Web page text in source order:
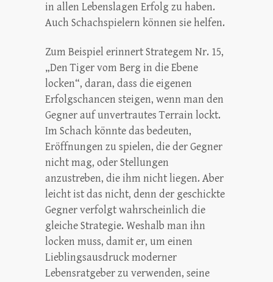
in allen Lebenslagen Erfolg zu haben.
Auch Schachspielern können sie helfen.
Zum Beispiel erinnert Strategem Nr. 15,
„Den Tiger vom Berg in die Ebene
locken“, daran, dass die eigenen
Erfolgschancen steigen, wenn man den
Gegner auf unvertrautes Terrain lockt.
Im Schach könnte das bedeuten,
Eröffnungen zu spielen, die der Gegner
nicht mag, oder Stellungen
anzustreben, die ihm nicht liegen. Aber
leicht ist das nicht, denn der geschickte
Gegner verfolgt wahrscheinlich die
gleiche Strategie. Weshalb man ihn
locken muss, damit er, um einen
Lieblingsausdruck moderner
Lebensratgeber zu verwenden, seine